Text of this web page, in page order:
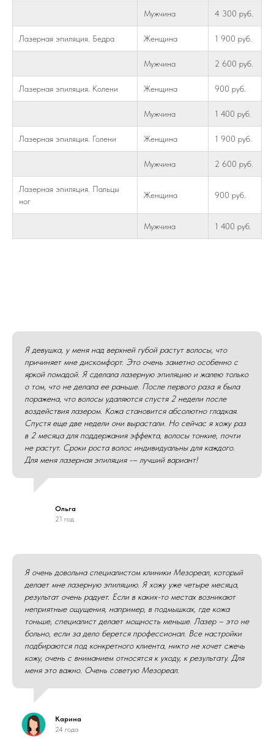
Мужчина 4 300 руб.
Лазерная эпиляция. Бедра Женщина 1 900 руб.
Мужчина 2 600 руб.
Лазерная эпиляция. Колени Женщина 900 руб.
Мужчина 1 400 руб.
Лазерная эпиляция. Голени Женщина 1 900 руб.
Мужчина 2 600 руб.
Лазерная эпиляция. Пальцы
ног
Женщина 900 руб.
Мужчина 1 400 руб.
Я девушка, у меня над верхней губой растут волосы, что
причиняет мне дискомфорт. Это очень заметно особенно с
яркой помадой. Я сделала лазерную эпиляцию и жалею только
о том, что не делала ее раньше. После первого раза я была
поражена, что волосы удаляются спустя 2 недели после
воздействия лазером. Кожа становится абсолютно гладкая.
Спустя еще две недели они вырастали. Но сейчас я хожу раз
в 2 месяца для поддержания эффекта, волосы тонкие, почти
не растут. Сроки роста волос индивидуальны для каждого.
Для меня лазерная эпиляция -– лучший вариант!
Ольга
21 год
Я очень довольна специалистом клиники Мезореал, который
делает мне лазерную эпиляцию. Я хожу уже четыре месяца,
результат очень радует. Если в каких-то местах возникают
неприятные ощущения, например, в подмышках, где кожа
тоньше, специалист делает мощность меньше. Лазер – это не
больно, если за дело берется профессионал. Все настройки
подбираются под конкретного клиента, никто не хочет сжечь
кожу, очень с вниманием относятся к уходу, к результату. Для
меня это важно. Очень советую Мезореал.
Карина
24 года